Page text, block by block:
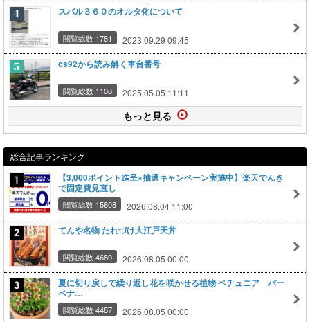
スバル３６０のオルタ化について
閲覧総数 1781 2023.09.29 09:45
cs92から読み解く車台番号
閲覧総数 1108 2025.05.05 11:11
もっと見る
総合記事ランキング
【3,000ポイント進呈×抽選キャンペーン実施中】楽天でんき
で固定費見直し
閲覧総数 15608 2026.08.04 11:00
てんや名物 たれづけ大江戸天丼
閲覧総数 4680 2026.08.05 00:00
夏に切り戻しで繰り返し花を咲かせる植物 ペチュニア バー
ベナ…
閲覧総数 4487 2026.08.05 00:00